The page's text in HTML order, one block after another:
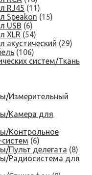
RJ45 (11)
Speakon (15)
USB (6)
XLR (54)
акустический (29)
(106)
систем/Ткань
Измерительный
Камера для
Контрольное
(6)
Пульт делегата (8)
Радиосистема для